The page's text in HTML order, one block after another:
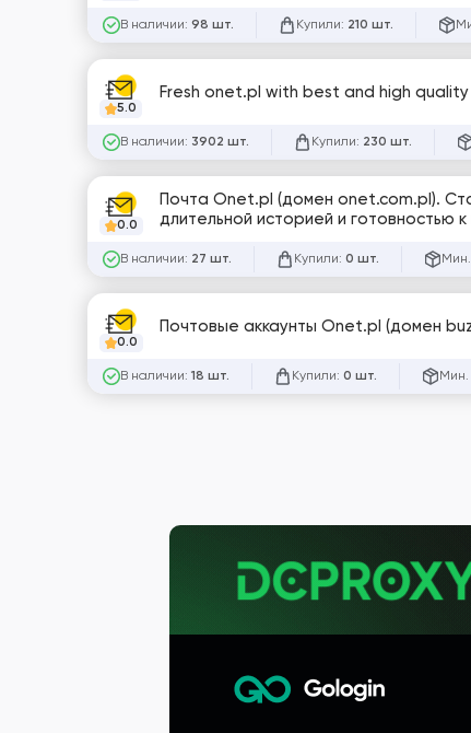
В наличии: 98 шт. Купили: 210 шт.
5.0
Fresh onet.pl with best and high
В наличии: 3902 шт. Купили: 230 шт.
0.0
Почта Onet.pl (домен onet.com.pl).
длительной историей и готовностью
В наличии: 27 шт. Купили: 0 шт. Мин.
0.0
Почтовые аккаунты Onet.pl (домен
В наличии: 18 шт. Купили: 0 шт. Мин.